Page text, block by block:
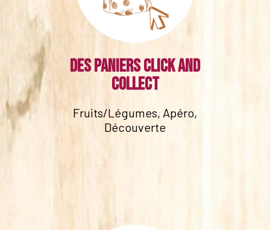
Des paniers click and
collect
Fruits/Légumes, Apéro,
Découverte